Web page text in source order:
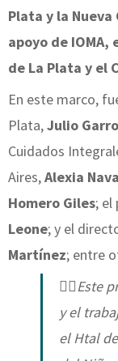
Plata y la
apoyo de IOMA,
de La Plata y el
En este marco,
Plata,Julio Garro
Cuidados
Aires,Alexia
Homero Giles; el
Leone; y el
Martínez; entre
👩‍⚕️Este
y el
el Htal